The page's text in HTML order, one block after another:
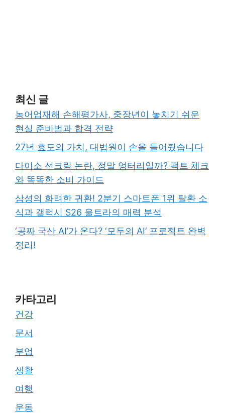
최신 글
농어업재해 손해평가사, 중장년이 놓치기 쉬운
현실 준비법과 합격 전략
27년 효도의 가치, 대법원이 손을 들어줬습니다
다이소 선크림 논란, 정말 엉터리일까? 팩트 체크
와 똑똑한 소비 가이드
삼성의 화려한 귀환! 2분기 스마트폰 1위 탈환 소
식과 갤럭시 S26 울트라의 매력 분석
‘공짜 국산 AI’가 온다? ‘모두의 AI’ 프로젝트 완벽
정리!
카타고리
건강
문서
부업
생활
여행
운동